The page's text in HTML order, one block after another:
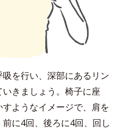
を行い、深部にあるリン
きましょう。椅子に座
ようなイメージで、肩を
に4回、後ろに4回、回し